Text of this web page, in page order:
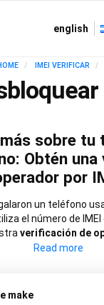
english
IMEI VERIFICAR
sobre tu
Obtén
por
un teléfono
el número de
verificación de
si está
desbloquearlo si
make